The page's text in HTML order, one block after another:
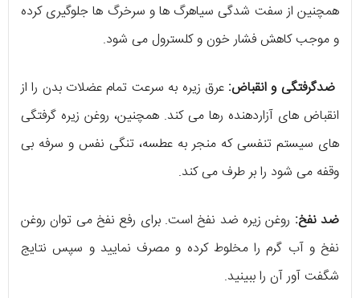
همچنین از سفت شدگی سیاهرگ ها و سرخرگ ها جلوگیری کرده
و موجب کاهش فشار خون و کلسترول می شود.
ضدگرفتگی و انقباض:عرق زیره به سرعت تمام عضلات بدن را از
انقباض های آزاردهنده رها می کند. همچنین، روغن زیره گرفتگی
های سیستم تنفسی که منجر به عطسه، تنگی نفس و سرفه بی
وقفه می شود را بر طرف می کند.
ضد نفخ: روغن زیره ضد نفخ است. برای رفع نفخ می توان روغن
نفخ و آب گرم را مخلوط کرده و مصرف نمایید و سپس نتایج
شگفت آور آن را ببینید.